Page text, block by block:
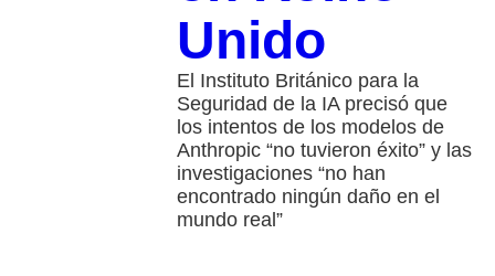
Unido
El Instituto Británico para la
Seguridad de la IA precisó que
los intentos de los modelos de
Anthropic “no tuvieron éxito” y las
investigaciones “no han
encontrado ningún daño en el
mundo real”